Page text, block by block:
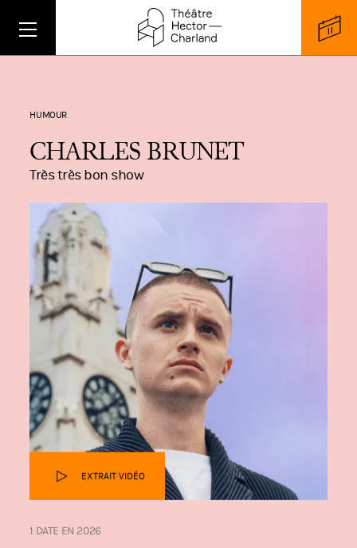
HUMOUR
CHARLES BRUNET
Très très bon show
EXTRAIT VIDÉO
1 DATE EN 2026